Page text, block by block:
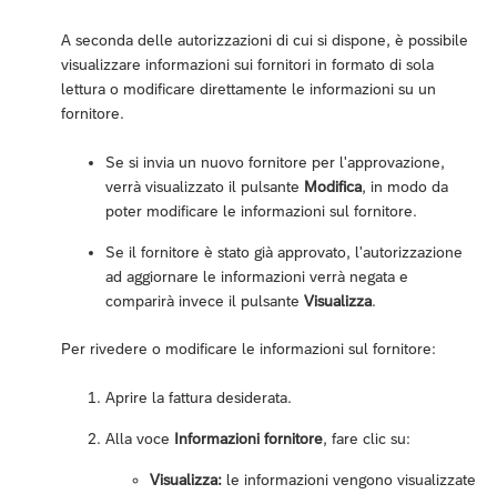
A seconda delle autorizzazioni di cui si dispone, è possibile
visualizzare informazioni sui fornitori in formato di sola
lettura o modificare direttamente le informazioni su un
fornitore.
Se si invia un nuovo fornitore per l'approvazione,
verrà visualizzato il pulsante Modifica, in modo da
poter modificare le informazioni sul fornitore.
Se il fornitore è stato già approvato, l'autorizzazione
ad aggiornare le informazioni verrà negata e
comparirà invece il pulsante Visualizza.
Per rivedere o modificare le informazioni sul fornitore:
Aprire la fattura desiderata.
Alla voce Informazioni fornitore, fare clic su:
Visualizza: le informazioni vengono visualizzate